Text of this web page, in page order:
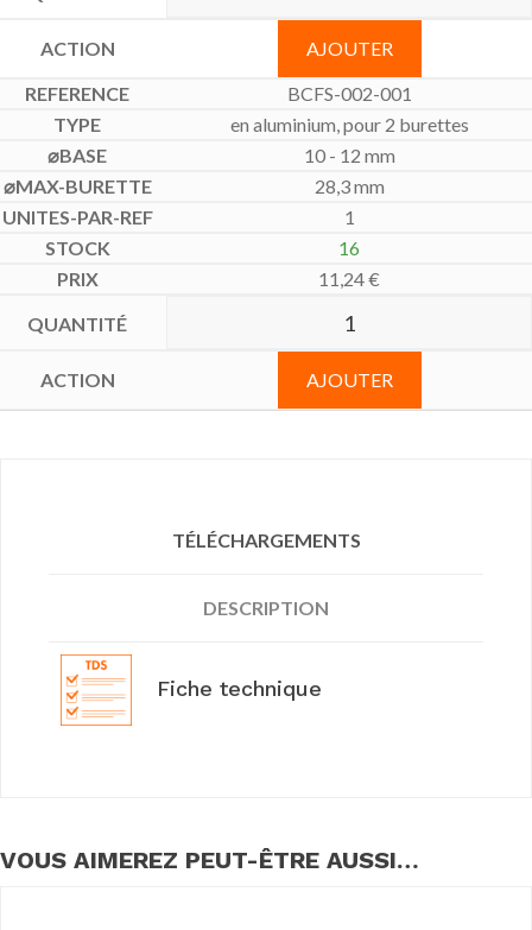
AJOUTER
BCFS-002-001
en aluminium, pour 2 burettes
10 - 12 mm
28,3 mm
1
16
11,24€
AJOUTER
TÉLÉCHARGEMENTS
DESCRIPTION
Fiche technique
VOUS AIMEREZ PEUT-ÊTRE AUSSI…